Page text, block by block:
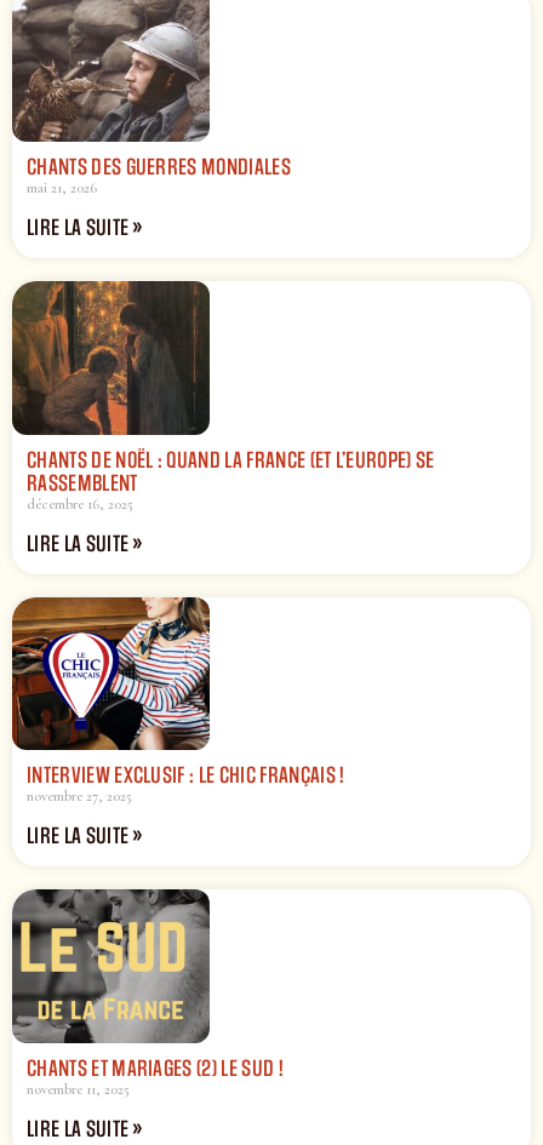
CHANTS DES GUERRES MONDIALES
mai 21, 2026
LIRE LA SUITE »
CHANTS DE NOËL : QUAND LA FRANCE (ET L’EUROPE) SE
RASSEMBLENT
décembre 16, 2025
LIRE LA SUITE »
INTERVIEW EXCLUSIF : LE CHIC FRANÇAIS !
novembre 27, 2025
LIRE LA SUITE »
CHANTS ET MARIAGES (2) LE SUD !
novembre 11, 2025
LIRE LA SUITE »